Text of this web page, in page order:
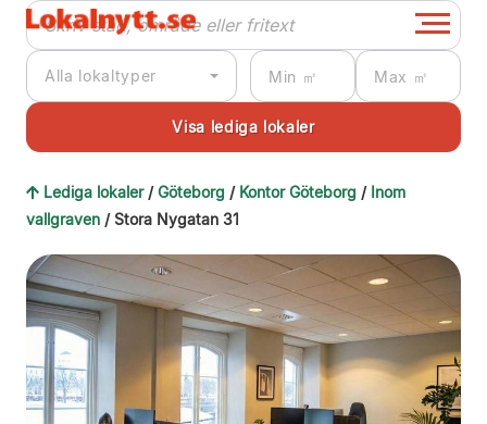
Alla lokaltyper
Lediga lokaler /Göteborg / Kontor Göteborg / Inom
vallgraven / Stora Nygatan 31